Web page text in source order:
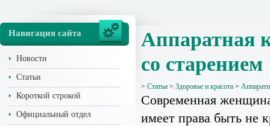
Навигация сайта
Новости
Статьи
Короткой строкой
Официальный отдел
Аппаратная
со старением
> Статьи > Здоровье и красота >
Современная
имеет права быть не